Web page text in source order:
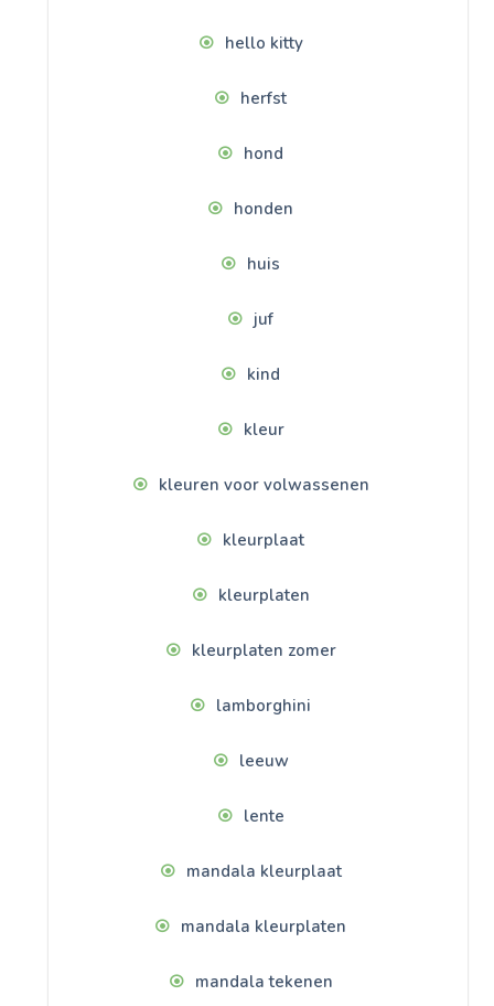
hello kitty
herfst
hond
honden
huis
juf
kind
kleur
kleuren voor volwassenen
kleurplaat
kleurplaten
kleurplaten zomer
lamborghini
leeuw
lente
mandala kleurplaat
mandala kleurplaten
mandala tekenen